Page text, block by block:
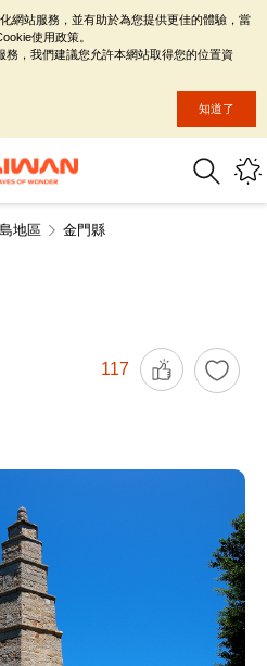
地區 金門縣
117
網站服務，並有助於為您提供更佳的體驗，當
使用政策。
務，我們建議您允許本網站取得您的位置資
知道了